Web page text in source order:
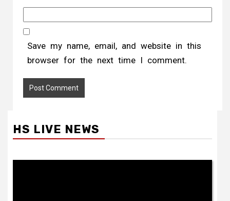
Save my name, email, and website in this
browser for the next time I comment.
HS LIVE NEWS